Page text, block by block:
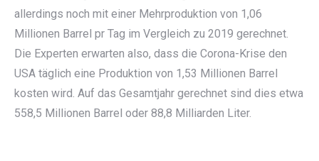
allerdings noch mit einer Mehrproduktion von 1,06
Millionen Barrel pr Tag im Vergleich zu 2019 gerechnet.
Die Experten erwarten also, dass die Corona-Krise den
USA täglich eine Produktion von 1,53 Millionen Barrel
kosten wird. Auf das Gesamtjahr gerechnet sind dies etwa
558,5 Millionen Barrel oder 88,8 Milliarden Liter.